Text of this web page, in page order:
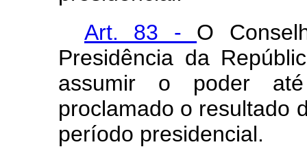
Art. 83 - O
Presidência da
assumir o poder
proclamado o resultado
período presidencial.